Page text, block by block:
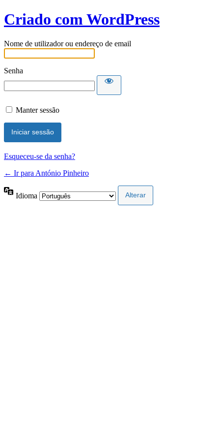
Criado com WordPress
Nome de utilizador ou endereço de email
Senha
Manter sessão
Esqueceu-se da senha?
← Ir para António Pinheiro
Idioma